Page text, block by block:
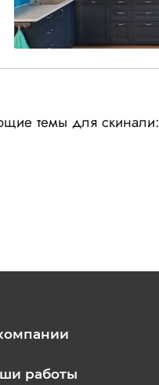
темы для скинали:
работы